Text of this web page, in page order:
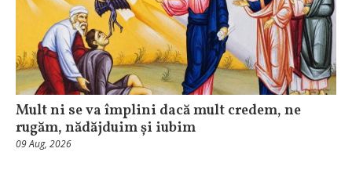
Mult ni se va împlini dacă mult credem, ne
rugăm, nădăjduim și iubim
09 Aug, 2026